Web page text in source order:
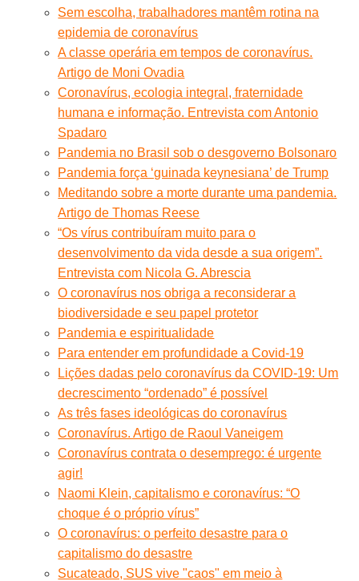
Sem escolha, trabalhadores mantêm rotina na
epidemia de coronavírus
A classe operária em tempos de coronavírus.
Artigo de Moni Ovadia
Coronavírus, ecologia integral, fraternidade
humana e informação. Entrevista com Antonio
Spadaro
Pandemia no Brasil sob o desgoverno Bolsonaro
Pandemia força ‘guinada keynesiana’ de Trump
Meditando sobre a morte durante uma pandemia.
Artigo de Thomas Reese
“Os vírus contribuíram muito para o
desenvolvimento da vida desde a sua origem”.
Entrevista com Nicola G. Abrescia
O coronavírus nos obriga a reconsiderar a
biodiversidade e seu papel protetor
Pandemia e espiritualidade
Para entender em profundidade a Covid-19
Lições dadas pelo coronavírus da COVID-19: Um
decrescimento “ordenado” é possível
As três fases ideológicas do coronavírus
Coronavírus. Artigo de Raoul Vaneigem
Coronavírus contrata o desemprego: é urgente
agir!
Naomi Klein, capitalismo e coronavírus: “O
choque é o próprio vírus”
O coronavírus: o perfeito desastre para o
capitalismo do desastre
Sucateado, SUS vive "caos" em meio à